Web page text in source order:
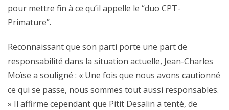
pour mettre fin à ce qu’il appelle le “duo CPT-
Primature”.
Reconnaissant que son parti porte une part de
responsabilité dans la situation actuelle, Jean-Charles
Moïse a souligné : « Une fois que nous avons cautionné
ce qui se passe, nous sommes tout aussi responsables.
» Il affirme cependant que Pitit Desalin a tenté, de